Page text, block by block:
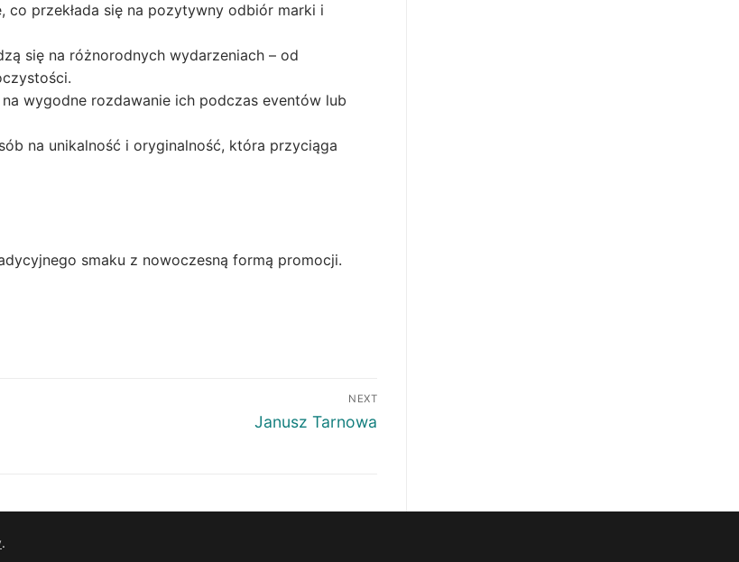
co przekłada się na pozytywny odbiór marki i
się na różnorodnych wydarzeniach – od
wygodne rozdawanie ich podczas eventów lub
na unikalność i oryginalność, która przyciąga
smaku z nowoczesną formą promocji.
NEXT
Next
Janusz Tarnowa
.